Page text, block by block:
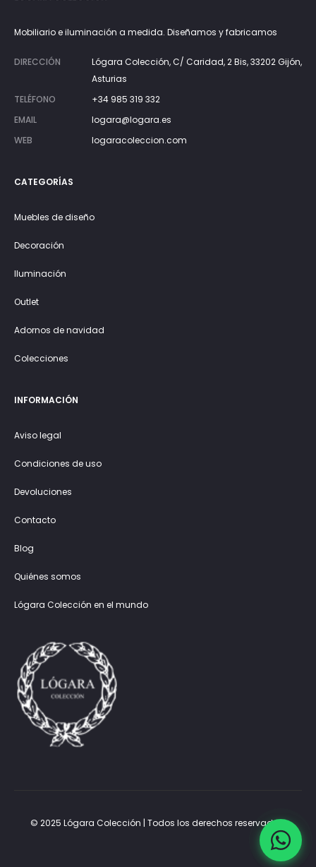
Mobiliario e iluminación a medida. Diseñamos y fabricamos
DIRECCIÓN
Lógara Colección, C/ Caridad, 2 Bis, 33202 Gijón,
Asturias
TELÉFONO
+34 985 319 332
EMAIL
logara@logara.es
WEB
logaracoleccion.com
CATEGORÍAS
Muebles de diseño
Decoración
Iluminación
Outlet
Adornos de navidad
Colecciones
INFORMACIÓN
Aviso legal
Condiciones de uso
Devoluciones
Contacto
Blog
Quiénes somos
Lógara Colección en el mundo
© 2025 Lógara Colección | Todos los derechos reservados.